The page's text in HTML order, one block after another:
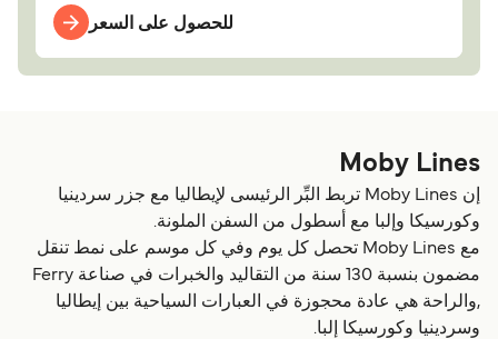
للحصول على السعر
Moby Lines
إن Moby Lines تربط البِّر الرئيسى لإيطاليا مع جزر سردينيا
وكورسيكا وإلبا مع أسطول من السفن الملونة.
مع Moby Lines تحصل كل يوم وفي كل موسم على نمط تنقل
مضمون بنسبة 130 سنة من التقاليد والخبرات في صناعة Ferry
,والراحة هي عادة محجوزة في العبارات السياحية بين إيطاليا
وسردينيا وكورسيكا إلبا.